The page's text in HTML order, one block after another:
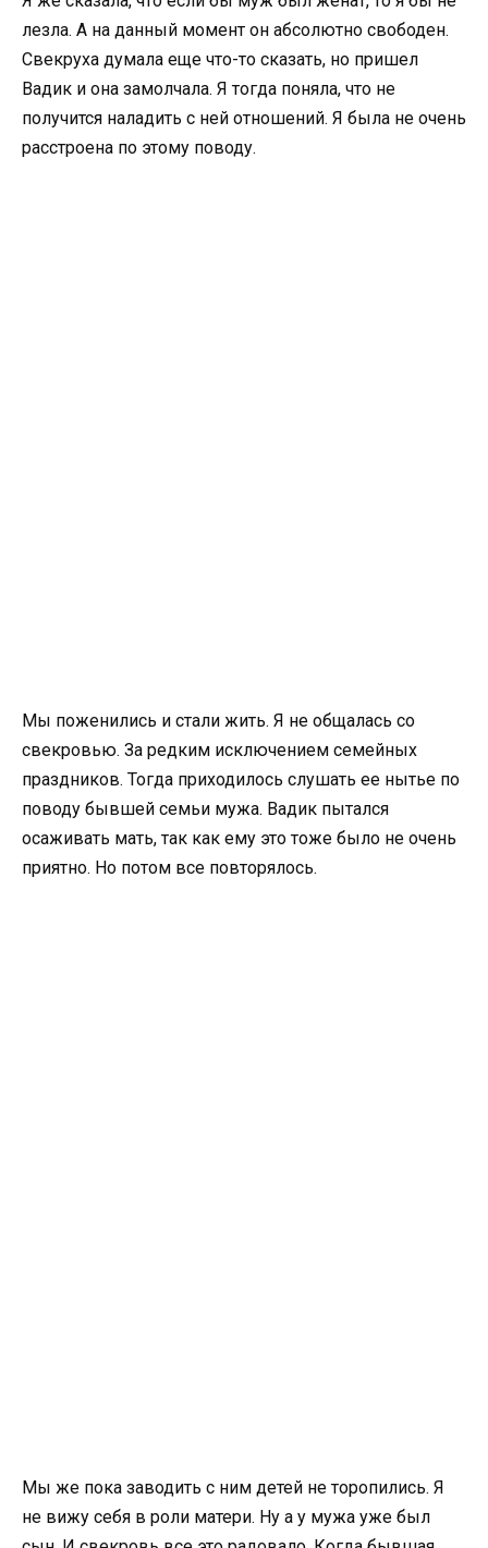
лезла. А на данный момент он абсолютно свободен.
Свекруха думала еще что-то сказать, но пришел
Вадик и она замолчала. Я тогда поняла, что не
получится наладить с ней отношений. Я была не очень
расстроена по этому поводу.
Мы поженились и стали жить. Я не общалась со
свекровью. За редким исключением семейных
праздников. Тогда приходилось слушать ее нытье по
поводу бывшей семьи мужа. Вадик пытался
осаживать мать, так как ему это тоже было не очень
приятно. Но потом все повторялось.
Мы же пока заводить с ним детей не торопились. Я
не вижу себя в роли матери. Ну а у мужа уже был